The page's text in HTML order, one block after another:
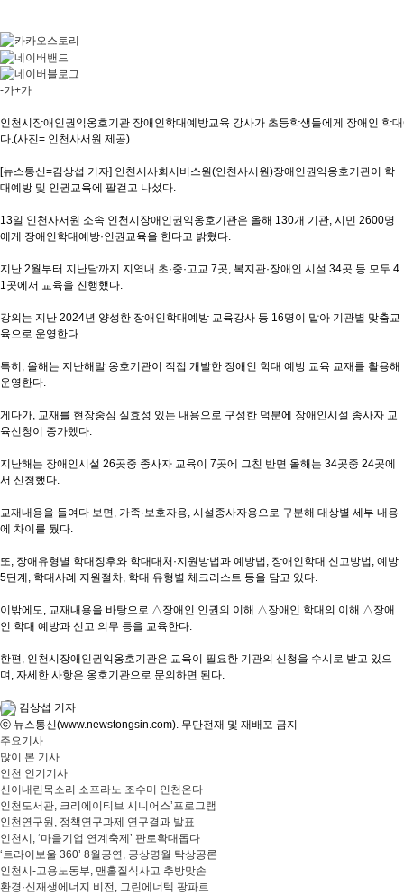
-가+가
인천시장애인권익옹호기관 장애인학대예방교육 강사가 초등학생들에게 장애인 학
다.(사진= 인천사서원 제공)
[뉴스통신=김상섭 기자] 인천시사회서비스원(인천사서원)장애인권익옹호기관이 학
대예방 및 인권교육에 팔걷고 나섰다.
13일 인천사서원 소속 인천시장애인권익옹호기관은 올해 130개 기관, 시민 2600명
에게 장애인학대예방·인권교육을 한다고 밝혔다.
지난 2월부터 지난달까지 지역내 초·중·고교 7곳, 복지관·장애인 시설 34곳 등 모두 4
1곳에서 교육을 진행했다.
강의는 지난 2024년 양성한 장애인학대예방 교육강사 등 16명이 맡아 기관별 맞춤교
육으로 운영한다.
특히, 올해는 지난해말 옹호기관이 직접 개발한 장애인 학대 예방 교육 교재를 활용해
운영한다.
게다가, 교재를 현장중심 실효성 있는 내용으로 구성한 덕분에 장애인시설 종사자 교
육신청이 증가했다.
지난해는 장애인시설 26곳중 종사자 교육이 7곳에 그친 반면 올해는 34곳중 24곳에
서 신청했다.
교재내용을 들여다 보면, 가족·보호자용, 시설종사자용으로 구분해 대상별 세부 내용
에 차이를 뒀다.
또, 장애유형별 학대징후와 학대대처·지원방법과 예방법, 장애인학대 신고방법, 예방
5단계, 학대사례 지원절차, 학대 유형별 체크리스트 등을 담고 있다.
이밖에도, 교재내용을 바탕으로 △장애인 인권의 이해 △장애인 학대의 이해 △장애
인 학대 예방과 신고 의무 등을 교육한다.
한편, 인천시장애인권익옹호기관은 교육이 필요한 기관의 신청을 수시로 받고 있으
며, 자세한 사항은 옹호기관으로 문의하면 된다.
김상섭 기자
ⓒ 뉴스통신(www.newstongsin.com). 무단전재 및 재배포 금지
주요기사
많이 본 기사
인천 인기기사
신이내린목소리 소프라노 조수미 인천온다
인천도서관, 크리에이티브 시니어스’프로그램
인천연구원, 정책연구과제 연구결과 발표
인천시, ‘마을기업 연계축제’ 판로확대돕다
‘트라이보울 360’ 8월공연, 공상명월 탁상공론
인천시-고용노동부, 맨홀질식사고 추방맞손
환경·신재생에너지 비전, 그린에너텍 팡파르